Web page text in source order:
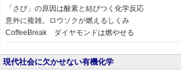
「さび」の原因は酸素と結びつく化学反応
意外に複雑。ロウソクが燃えるしくみ
CoffeeBreak ダイヤモンドは燃やせる
現代社会に欠かせない有機化学